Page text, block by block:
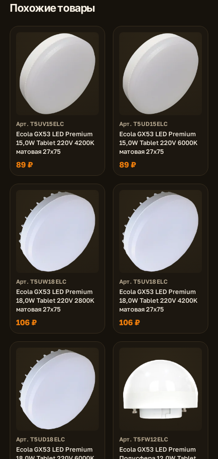
Похожие товары
Арт. T5UV15ELC
Ecola GX53 LED Premium
15,0W Tablet 220V 4200K
матовая 27x75
89 ₽
Арт. T5UD15ELC
Ecola GX53 LED Premium
15,0W Tablet 220V 6000K
матовая 27x75
89 ₽
Арт. T5UW18ELC
Ecola GX53 LED Premium
18,0W Tablet 220V 2800K
матовая 27x75
106 ₽
Арт. T5UV18ELC
Ecola GX53 LED Premium
18,0W Tablet 220V 4200K
матовая 27x75
106 ₽
Арт. T5UD18ELC
Ecola GX53 LED Premium
Арт. T5FW12ELC
Ecola GX53 LED Premium